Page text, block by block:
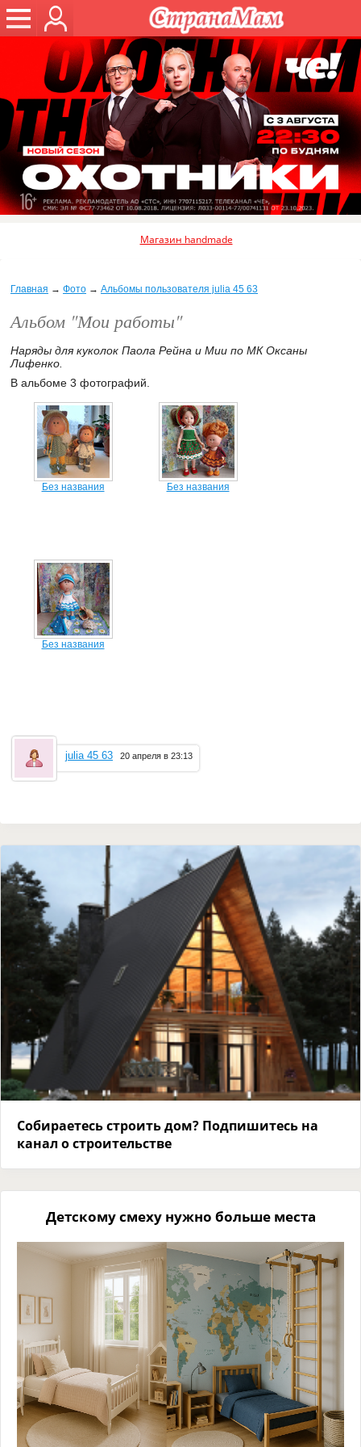
Магазин handmade
Главная → Фото → Альбомы пользователя julia 45 63
Альбом "Мои работы"
Наряды для куколок Паола Рейна и Мии по МК Оксаны
Лифенко.
В альбоме 3 фотографий.
Без названия Без названия
Без названия
julia 45 63 20 апреля в 23:13
Собираетесь строить дом? Подпишитесь на
канал о строительстве
Детскому смеху нужно больше места